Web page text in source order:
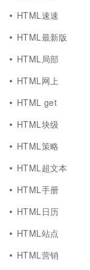
HTML速速
HTML最新版
HTML局部
HTML网上
HTML get
HTML块级
HTML策略
HTML超文本
HTML手册
HTML日历
HTML站点
HTML营销